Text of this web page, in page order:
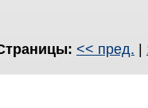
<< пред. |